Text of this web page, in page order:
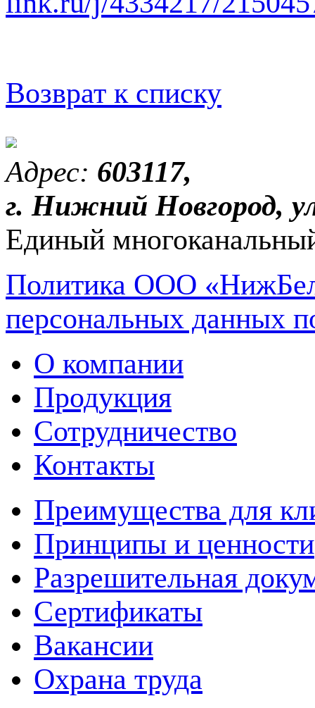
Возврат к списку
Адрес: 603117,
г. Нижний Новгород,
Единый
Политика ООО
персональных данных
О компании
Продукция
Сотрудничество
Контакты
Преимущества для
Принципы и ценности
Разрешительная
Сертификаты
Вакансии
Охрана труда